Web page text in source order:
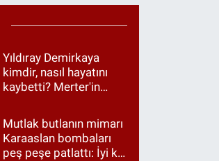
Yıldıray Demirkaya
kimdir, nasıl hayatını
kaybetti? Merter'in
mesajı
Mutlak butlanın mimarı
Karaaslan bombaları
peş peşe patlattı: İyi ki